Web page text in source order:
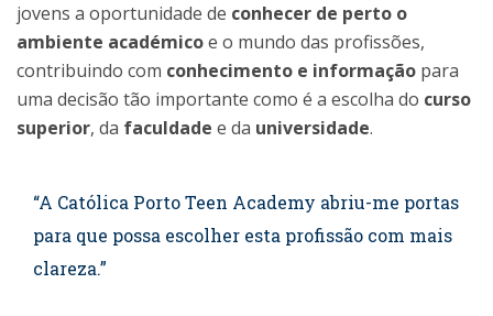
jovens a oportunidade de conhecer de perto o
ambiente académicoe o mundo das profissões,
contribuindo com conhecimento e informação para
uma decisão tão importante como é a escolha do curso
superior, da faculdade e da universidade.
“A Católica Porto Teen Academy abriu-me portas
para que possa escolher esta profissão com mais
clareza.”